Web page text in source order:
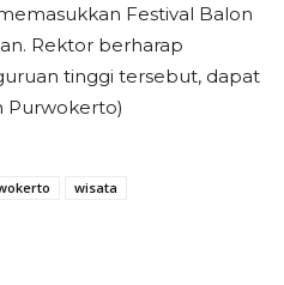
Festival Balon
Rektor berharap
tinggi tersebut, dapat
Purwokerto)
wisata